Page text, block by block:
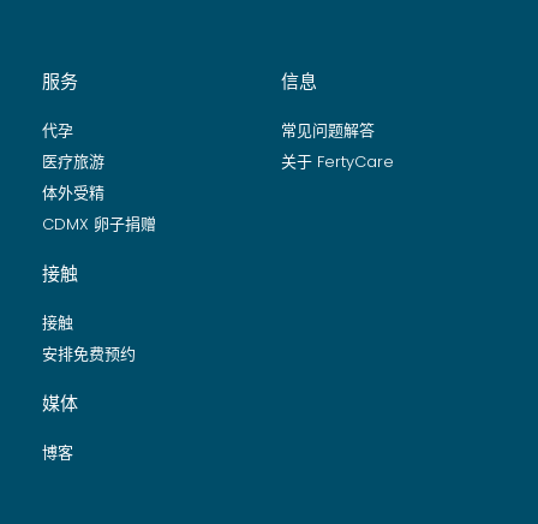
服务
代孕
医疗旅游
体外受精
CDMX 卵子捐赠
信息
常见问题解答
关于 FertyCare
接触
接触
安排免费预约
媒体
博客